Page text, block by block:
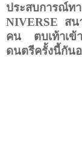
ประสบการณ์
NIVERSE สน
คน ตบเท้าเข้
ดนตรีครั้งนี้กัน